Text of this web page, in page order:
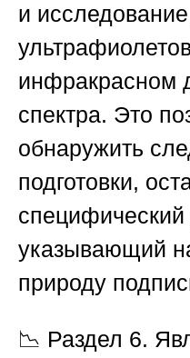
и
инфракрасном
спектра. Это
обнаружить
подготовки,
указывающий
природу
📉 Раздел 6.